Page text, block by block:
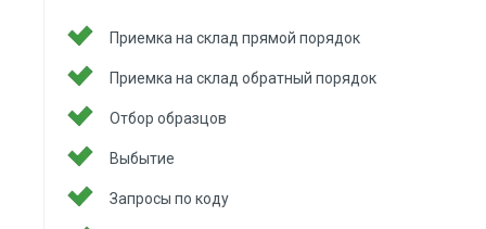
Приемка на склад прямой порядок
Приемка на склад обратный порядок
Отбор образцов
Выбытие
Запросы по коду